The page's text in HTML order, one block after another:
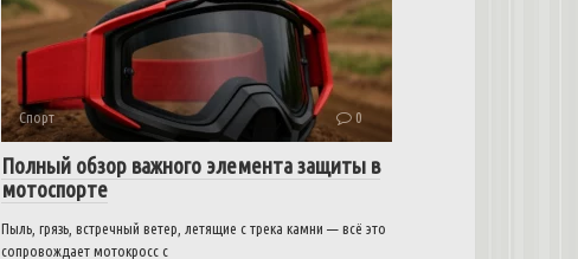
Спорт 0
Полный обзор важного элемента защиты в
мотоспорте
Пыль, грязь, встречный ветер, летящие с трека камни — всё это
сопровождает мотокросс с